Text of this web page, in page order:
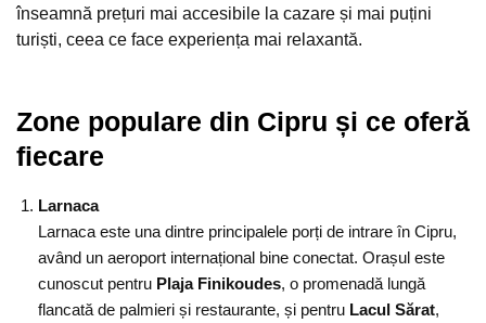
înseamnă prețuri mai accesibile la cazare și mai puțini
turiști, ceea ce face experiența mai relaxantă.
Zone populare din Cipru și ce oferă
fiecare
Larnaca
Larnaca este una dintre principalele porți de intrare în Cipru,
având un aeroport internațional bine conectat. Orașul este
cunoscut pentru Plaja Finikoudes, o promenadă lungă
flancată de palmieri și restaurante, și pentru Lacul Sărat,